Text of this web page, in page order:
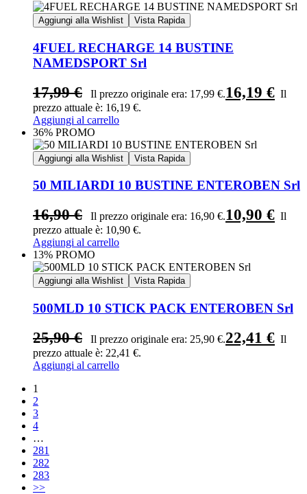
Aggiungi alla Wishlist Vista Rapida
4FUEL RECHARGE 14 BUSTINE
NAMEDSPORT Srl
17,99€ Il prezzo originale era: 17,99 €.16,19 € Il
prezzo attuale è: 16,19 €.
Aggiungi al carrello
36% PROMO
Aggiungi alla Wishlist Vista Rapida
50 MILIARDI 10 BUSTINE ENTEROBEN Srl
16,90€ Il prezzo originale era: 16,90 €.10,90 € Il
prezzo attuale è: 10,90 €.
Aggiungi al carrello
13% PROMO
Aggiungi alla Wishlist Vista Rapida
500MLD 10 STICK PACK ENTEROBEN Srl
25,90€ Il prezzo originale era: 25,90 €.22,41 € Il
prezzo attuale è: 22,41 €.
Aggiungi al carrello
1
2
3
4
…
281
282
283
>>